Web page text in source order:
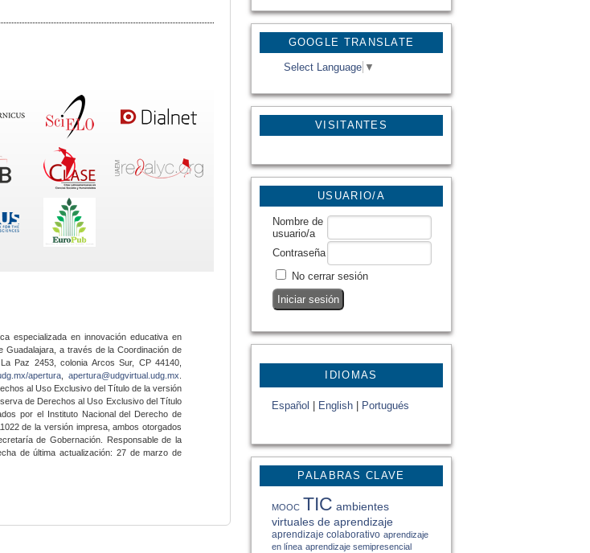
GOOGLE TRANSLATE
Select Language ▼
VISITANTES
USUARIO/A
Nombre de
usuario/a
Contraseña
No cerrar sesión
IDIOMAS
Español English Portugués
PALABRAS CLAVE
MOOC TIC ambientes
virtuales de aprendizaje
aprendizaje colaborativo aprendizaje
en línea aprendizaje semipresencial
especializada en innovación educativa en
Guadalajara, a través de la Coordinación de
Paz 2453, colonia Arcos Sur, CP 44140,
apertura apertura@udgvirtual.udg.mx
al Uso Exclusivo del Título de la versión
de Derechos al Uso Exclusivo del Título
por el Instituto Nacional del Derecho de
de la versión impresa, ambos otorgados
de Gobernación. Responsable de la
de última actualización: 27 de marzo de